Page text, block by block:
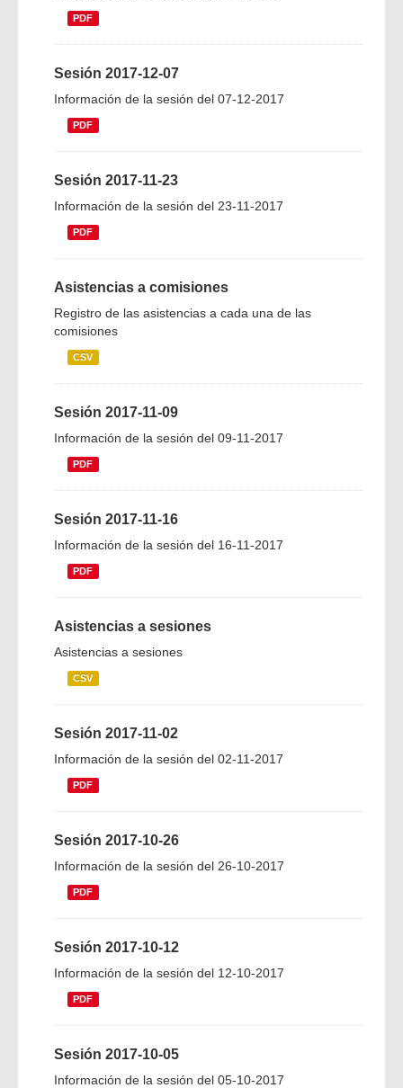
PDF
Sesión 2017-12-07
Información de la sesión del 07-12-2017
PDF
Sesión 2017-11-23
Información de la sesión del 23-11-2017
PDF
Asistencias a comisiones
Registro de las asistencias a cada una de las
comisiones
CSV
Sesión 2017-11-09
Información de la sesión del 09-11-2017
PDF
Sesión 2017-11-16
Información de la sesión del 16-11-2017
PDF
Asistencias a sesiones
Asistencias a sesiones
CSV
Sesión 2017-11-02
Información de la sesión del 02-11-2017
PDF
Sesión 2017-10-26
Información de la sesión del 26-10-2017
PDF
Sesión 2017-10-12
Información de la sesión del 12-10-2017
PDF
Sesión 2017-10-05
Información de la sesión del 05-10-2017